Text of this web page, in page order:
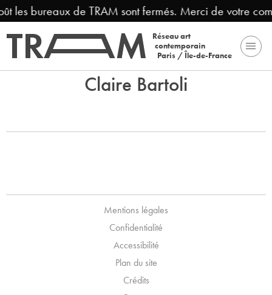
les bureaux de TRAM sont fermés. Merci de votre
Réseau art
contemporain
Paris / Île-de-France
Claire Bartoli
Mentions légales
Confidentialité
Accessibilité
Plan du site
Crédits